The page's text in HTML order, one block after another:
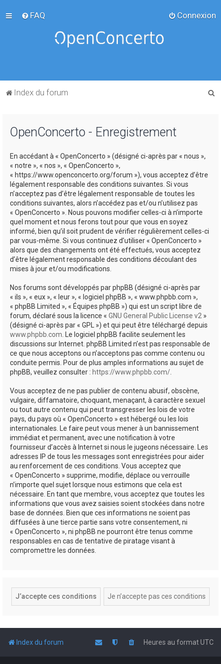
FAQ Connexion
Index du forum
OpenConcerto - Enregistrement
En accédant à « OpenConcerto » (désigné ci-après par « nous »,
« notre », « nos », « OpenConcerto »,
« https://www.openconcerto.org/forum »), vous acceptez d’être
légalement responsable des conditions suivantes. Si vous
n’acceptez pas d’être légalement responsable de toutes les
conditions suivantes, alors n’accédez pas et/ou n’utilisez pas
« OpenConcerto ». Nous pouvons modifier celles-ci à n’importe
quel moment et nous ferons tout pour que vous en soyez
informé, bien qu’il soit prudent de vérifier régulièrement celles-ci
par vous-même. Si vous continuez d’utiliser « OpenConcerto »
alors que des changements ont été effectués, vous acceptez
d’être légalement responsable des conditions découlant des
mises à jour et/ou modifications.
Nos forums sont développés par phpBB (désigné ci-après par
« ils », « eux », « leur », « logiciel phpBB », « www.phpbb.com »,
« phpBB Limited », « Équipes phpBB ») qui est un script libre de
forum, déclaré sous la licence « GNU General Public License v2 »
(désigné ci-après par « GPL ») et qui peut être téléchargé depuis
www.phpbb.com. Le logiciel phpBB facilite seulement les
discussions sur Internet. phpBB Limited n’est pas responsable de
ce que nous acceptons ou n’acceptons pas comme contenu ou
conduite permis. Pour de plus amples informations au sujet de
phpBB, veuillez consulter : https://www.phpbb.com/.
Vous acceptez de ne pas publier de contenu abusif, obscène,
vulgaire, diffamatoire, choquant, menaçant, à caractère sexuel
ou tout autre contenu qui peut transgresser les lois de votre
pays, du pays où « OpenConcerto » est hébergé ou les lois
internationales. Le faire peut vous mener à un bannissement
immédiat et permanent, avec une notification à votre
fournisseur d’accès à Internet si nous le jugeons nécessaire. Les
adresses IP de tous les messages sont enregistrées pour aider
au renforcement de ces conditions. Vous acceptez que
« OpenConcerto » supprime, modifie, déplace ou verrouille
n’importe quel sujet lorsque nous estimons que cela est
nécessaire. En tant que membre, vous acceptez que toutes les
informations que vous avez saisies soient stockées dans notre
base de données. Bien que ces informations ne soient pas
diffusées à une tierce partie sans votre consentement, ni
« OpenConcerto », ni phpBB ne pourront être tenus comme
responsables en cas de tentative de piratage visant à
compromettre les données.
Index du forum Heures au formatUTC